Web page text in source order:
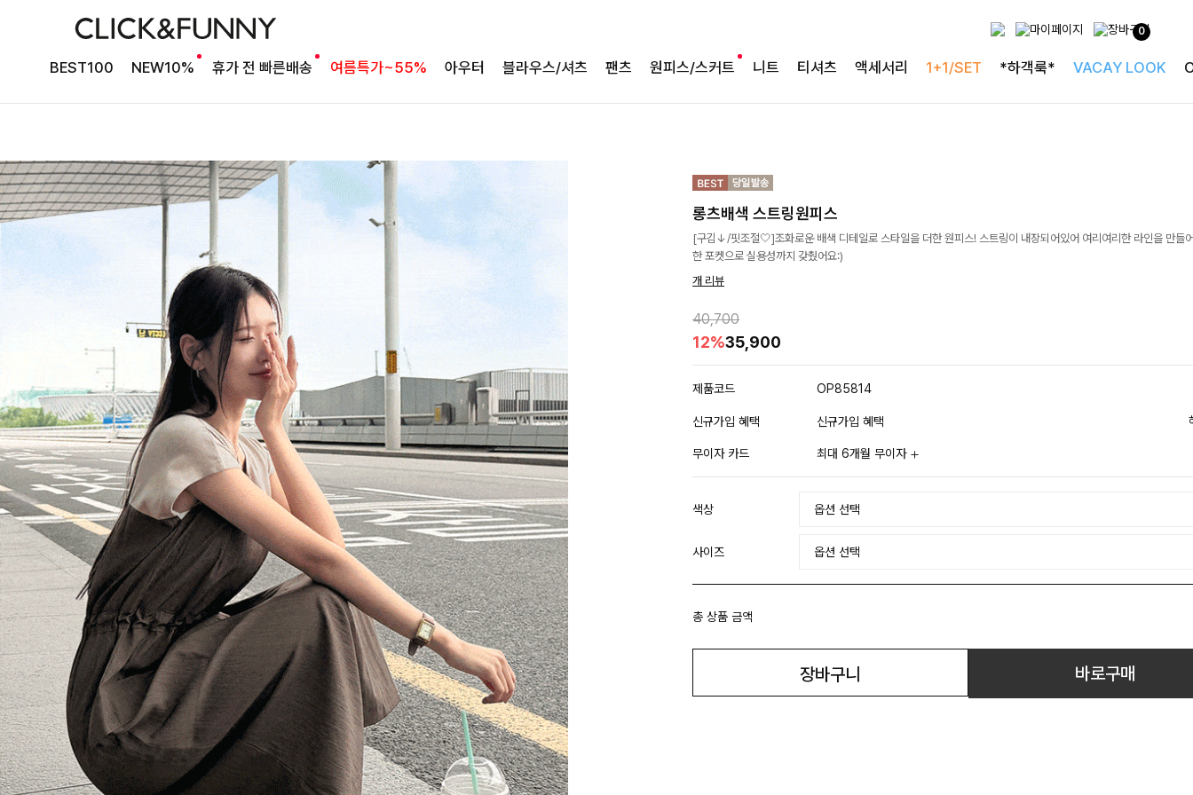
0
BEST100 NEW10% 휴가 전 빠른배송 여름특가~55% 아우터 블라우스/셔츠 팬츠 원피스/스커트 니트 티셔츠 액세서리 1+1/SET *하객룩* VACAY LOOK
롱츠배색 스트링원피스
[구김↓/핏조절🤍]조화로운 배색 디테일로 스타일을 더한 원피스! 스트링이 내장되어있어 여리여리한 라인을 만들
한 포켓으로 실용성까지 갖췄어요:)
개 리뷰
40,700
12%35,900
제품코드 OP85814
신규가입 혜택 신규가입 혜택
무이자 카드 최대 6개월 무이자
색상
사이즈
총 상품 금액
장바구니 바로구매